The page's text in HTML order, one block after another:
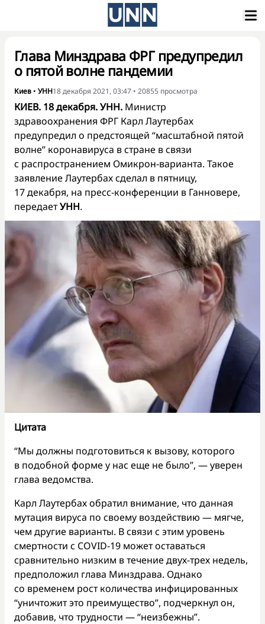
Глава Минздрава ФРГ предупредил
о пятой волне пандемии
Киев • УНН18 декабря 2021, 03:47 • 20855 просмотра
КИЕВ. 18 декабря. УНН. Министр
здравоохранения ФРГ Карл Лаутербах
предупредил о предстоящей “масштабной пятой
волне” коронавируса в стране в связи
с распространением Омикрон-варианта. Такое
заявление Лаутербах сделал в пятницу,
17 декабря, на пресс-конференции в Ганновере,
передаетУНН.
Цитата
“Мы должны подготовиться к вызову, которого
в подобной форме у нас еще не было”, — уверен
глава ведомства.
Карл Лаутербах обратил внимание, что данная
мутация вируса по своему воздействию — мягче,
чем другие варианты. В связи с этим уровень
смертности с COVID-19 может оставаться
сравнительно низким в течение двух-трех недель,
предположил глава Минздрава. Однако
со временем рост количества инфицированных
“уничтожит это преимущество”, подчеркнул он,
добавив, что трудности — “неизбежны”.